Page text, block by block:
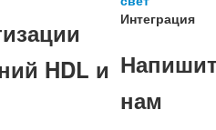
HDL и
Интеграция
нам